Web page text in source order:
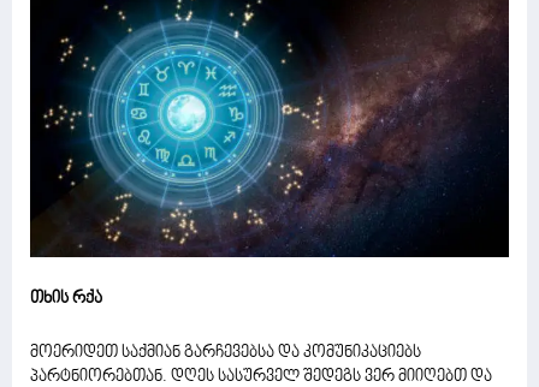
თხის რქა
მოერიდეთ საქმიან გარჩევებსა და კომუნიკაციებს
პარტნიორებთან. დღეს სასურველ შედეგს ვერ მიიღებთ და